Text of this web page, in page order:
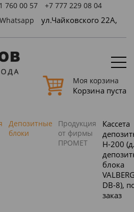
760 00 57
+7 777 229 08 04
Whatsapp
ул.Чайковского 22А,
Моя корзина
Корзина пуста
Депозитные
блоки
Продукция
от фирмы
ПРОМЕТ
Кассета
Н-200
блока
DB-8),
заказ